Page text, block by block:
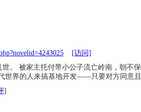
[访问]
。 被家主托付带小公子流亡岭南，朝不
世界的人来搞基地开发——只要对方同意且
]